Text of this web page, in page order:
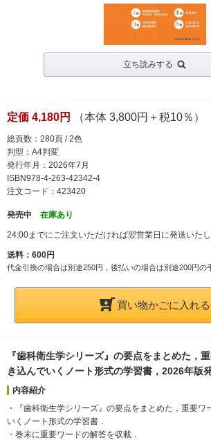
立ち読みする
定価 4,180円 （本体 3,800円＋税10％）
総頁数：280頁 / 2色
判型：A4判変
発行年月：2026年7月
ISBN978-4-263-42342-4
注文コード：423420
発売中 在庫あり
24:00までにご注文いただければ翌営業日に発送いたし
送料：600円
代金引換の場合は別途250円，後払いの場合は別途200円の
買い物かごに入れる
『歯科衛生学シリーズ』の要点をまとめた，
き込んでいくノート形式の学習書，2026年版
内容紹介
・『歯科衛生学シリーズ』の要点をまとめた，重要ワ
いくノート形式の学習書．
・巻末に重要ワードの解答を収載．